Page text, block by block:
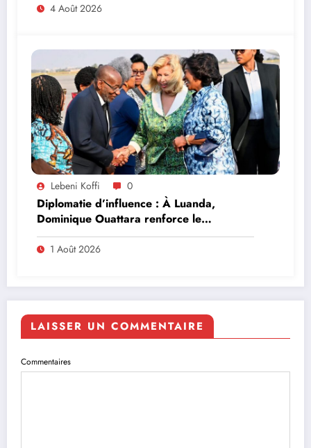
4 Août 2026
Lebeni Koffi 0
Diplomatie d’influence : À Luanda,
Dominique Ouattara renforce le
leadership solidaire de la Côte d’Ivoire en
Afrique
1 Août 2026
LAISSER UN COMMENTAIRE
Commentaires